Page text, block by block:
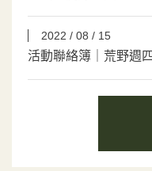
2022 / 08 / 15
活動聯絡簿｜荒野週